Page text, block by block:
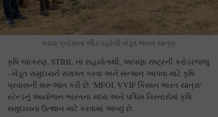
મધ્ય પ્રદેશના ભીંડ પહોંચી ખેડૂત ભારત યાત્રા
કૃષિ જાગરણ, STIHL ના સહયોગથી, આપણા રાષ્ટ્રની કરોડરજ્જુ
- ખેડૂત સમુદાયને સશક્ત કરવા અને સન્માન આપવા માટે કૃષિ
પ્રવાસની શરૂઆત કરી છે. 'MFOI, VVIF કિસાન ભારત યાત્રા'
સ્ટેન્ડનું આયોજન ભારતના મધ્ય અને પશ્ચિમ વિસ્તારોમાં કૃષિ
સમુદાયના ઉત્થાન માટે કરવામાં આવ્યું છે.